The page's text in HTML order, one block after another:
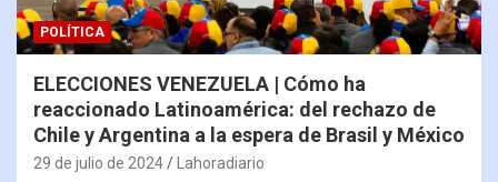
POLÍTICA
ELECCIONES VENEZUELA | Cómo ha
reaccionado Latinoamérica: del rechazo de
Chile y Argentina a la espera de Brasil y México
29 de julio de 2024 Lahoradiario